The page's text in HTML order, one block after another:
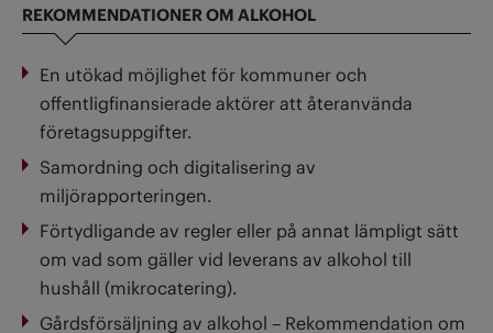
REKOMMENDATIONER OM ALKOHOL
En utökad möjlighet för kommuner och
offentligfinansierade aktörer att återanvända
företagsuppgifter.
Samordning och digitalisering av
miljörapporteringen.
Förtydligande av regler eller på annat lämpligt sätt
om vad som gäller vid leverans av alkohol till
hushåll (mikrocatering).
Gårdsförsäljning av alkohol – Rekommendation om